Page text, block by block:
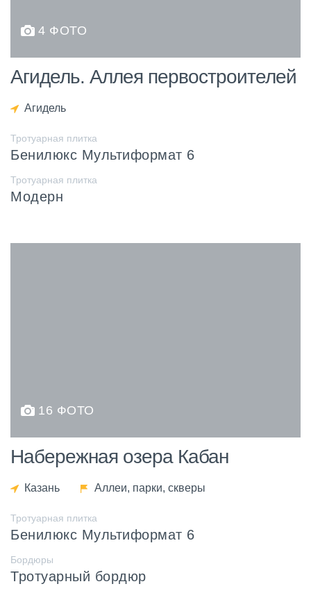
4 ФОТО
Агидель. Аллея первостроителей
Агидель
Тротуарная плитка
Бенилюкс Мультиформат 6
Тротуарная плитка
Модерн
16 ФОТО
Набережная озера Кабан
Казань Аллеи, парки, скверы
Тротуарная плитка
Бенилюкс Мультиформат 6
Бордюры
Тротуарный бордюр